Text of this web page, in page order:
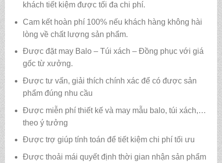
khách tiết kiệm được tối đa chi phí.
Cam kết hoàn phí 100% nếu khách hàng không hài
lòng về chất lượng sản phẩm.
Được đặt may Balo – Túi xách – Đồng phục với giá
gốc từ xưởng.
Được tư vấn, giải thích chính xác để có được sản
phẩm đúng nhu cầu
Được miễn phí thiết kế và may mẫu balo, túi xách,…
theo ý tưởng
Được trợ giúp tính toán để tiết kiệm chi phí tối ưu
Được thoải mái quyết định thời gian nhận sản phẩm